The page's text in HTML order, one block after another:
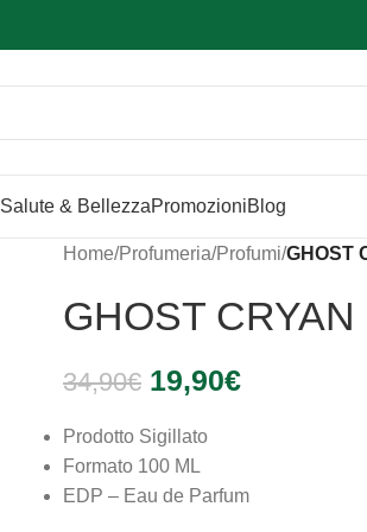
Salute & BellezzaPromozioniBlog
Home/Profumeria/Profumi/GHOST
GHOST
34,90€ 19,90€
Prodotto Sigillato
Formato 100 ML
EDP – Eau de Parfum